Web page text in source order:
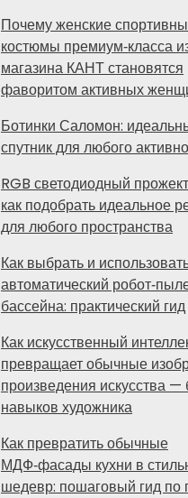
Почему женские
костюмы премиум‑класса
магазина КАНТ становятся
фаворитом активных
Ботинки Саломон:
спутник для любого
RGB светодиодный
как подобрать идеальное
для любого пространства
Как выбрать и
автоматический
бассейна: практический гид
Как искусственный
превращает обычные
произведения искусства —
навыков художника
Как превратить обычные
МДФ‑фасады кухни в
шедевр: пошаговый гид по